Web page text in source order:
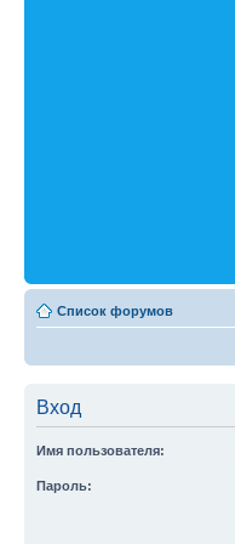
Список форумов
Вход
Имя пользователя:
Пароль: